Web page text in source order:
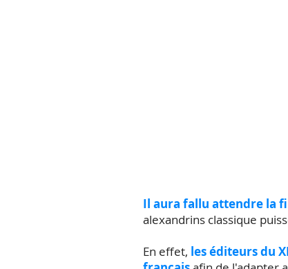
Il aura fallu attendre la
alexandrins classique
En effet, les éditeurs du